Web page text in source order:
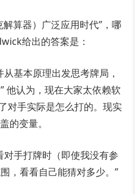
算器）广泛应用时代”，哪
给出的答案是：
基本原理出发思考牌局，
他认为，现在大家太依赖软
对手实际是怎么打的。现实
的变量。
对手打牌时（即使我没有参
，看看自己能猜对多少。”